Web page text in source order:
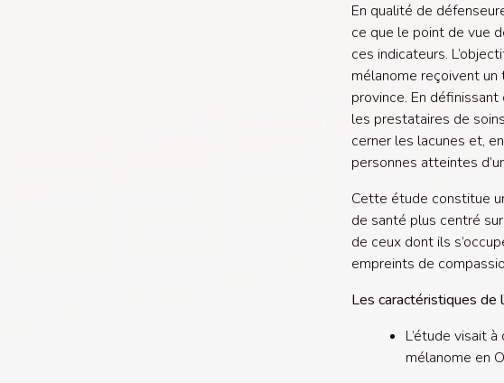
En qualité de
ce que le point de vue
ces indicateurs.
mélanome reçoivent
province. En
les prestataires de
cerner les lacunes et,
personnes atteintes
Cette étude constitue
de santé plus centré
de ceux dont ils
empreints de
Les caractéristiques de
L’étude visait
mélanome en